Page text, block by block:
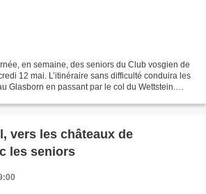
en semaine, des seniors du Club vosgien de
12 mai. L’itinéraire sans difficulté conduira les
Glasborn en passant par le col du Wettstein.
vers les châteaux de
les seniors